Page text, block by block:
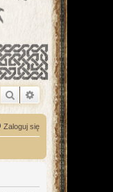
Szukaj Wyszukiwanie
Zaloguj się